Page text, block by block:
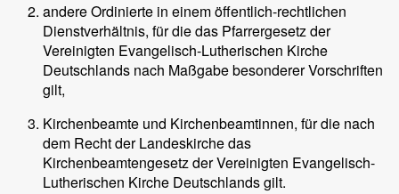
andere Ordinierte in einem öffentlich-rechtlichen
Dienstverhältnis, für die das Pfarrergesetz der
Vereinigten Evangelisch-Lutherischen Kirche
Deutschlands nach Maßgabe besonderer Vorschriften
gilt,
Kirchenbeamte und Kirchenbeamtinnen, für die nach
dem Recht der Landeskirche das
Kirchenbeamtengesetz der Vereinigten Evangelisch-
Lutherischen Kirche Deutschlands gilt.